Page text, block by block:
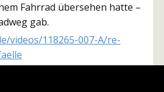
Fahrrad übersehen hatte –
gab.
videos/118265-007-A/re-